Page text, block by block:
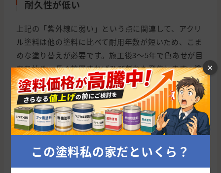
耐久性が低い
上記の「紫外線に弱い」という点に関連して、アクリ
ル塗料は他の塗料に比べて耐用年数が短いため、こま
めな塗り替えが必要です。施工後3〜5年で色あせが目
立ち始め、長く放置すればひび割れも発生します。塗
装面が剥がれると建物内部に雨水が侵入してしまい、
機能面にも問題が生じます。
定期的に洗浄してメンテナンスをしっかり行えば、耐
用年数を延ばぜます。しかし、メンテナンスを怠ると
数年で塗り替えなければなりません。
×
この塗料私の家だといくら？